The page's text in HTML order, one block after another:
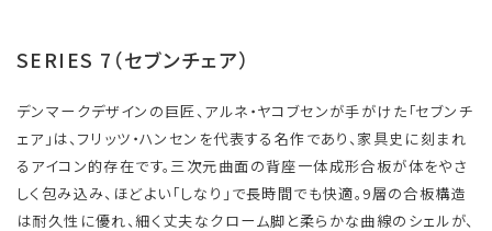
SERIES 7（セブンチェア）
デンマークデザインの巨匠、アルネ・ヤコブセンが手がけた「セブンチ
ェア」は、フリッツ・ハンセンを代表する名作であり、家具史に刻まれ
るアイコン的存在です。三次元曲面の背座一体成形合板が体をやさ
しく包み込み、ほどよい「しなり」で長時間でも快適。9層の合板構造
は耐久性に優れ、細く丈夫なクローム脚と柔らかな曲線のシェルが、